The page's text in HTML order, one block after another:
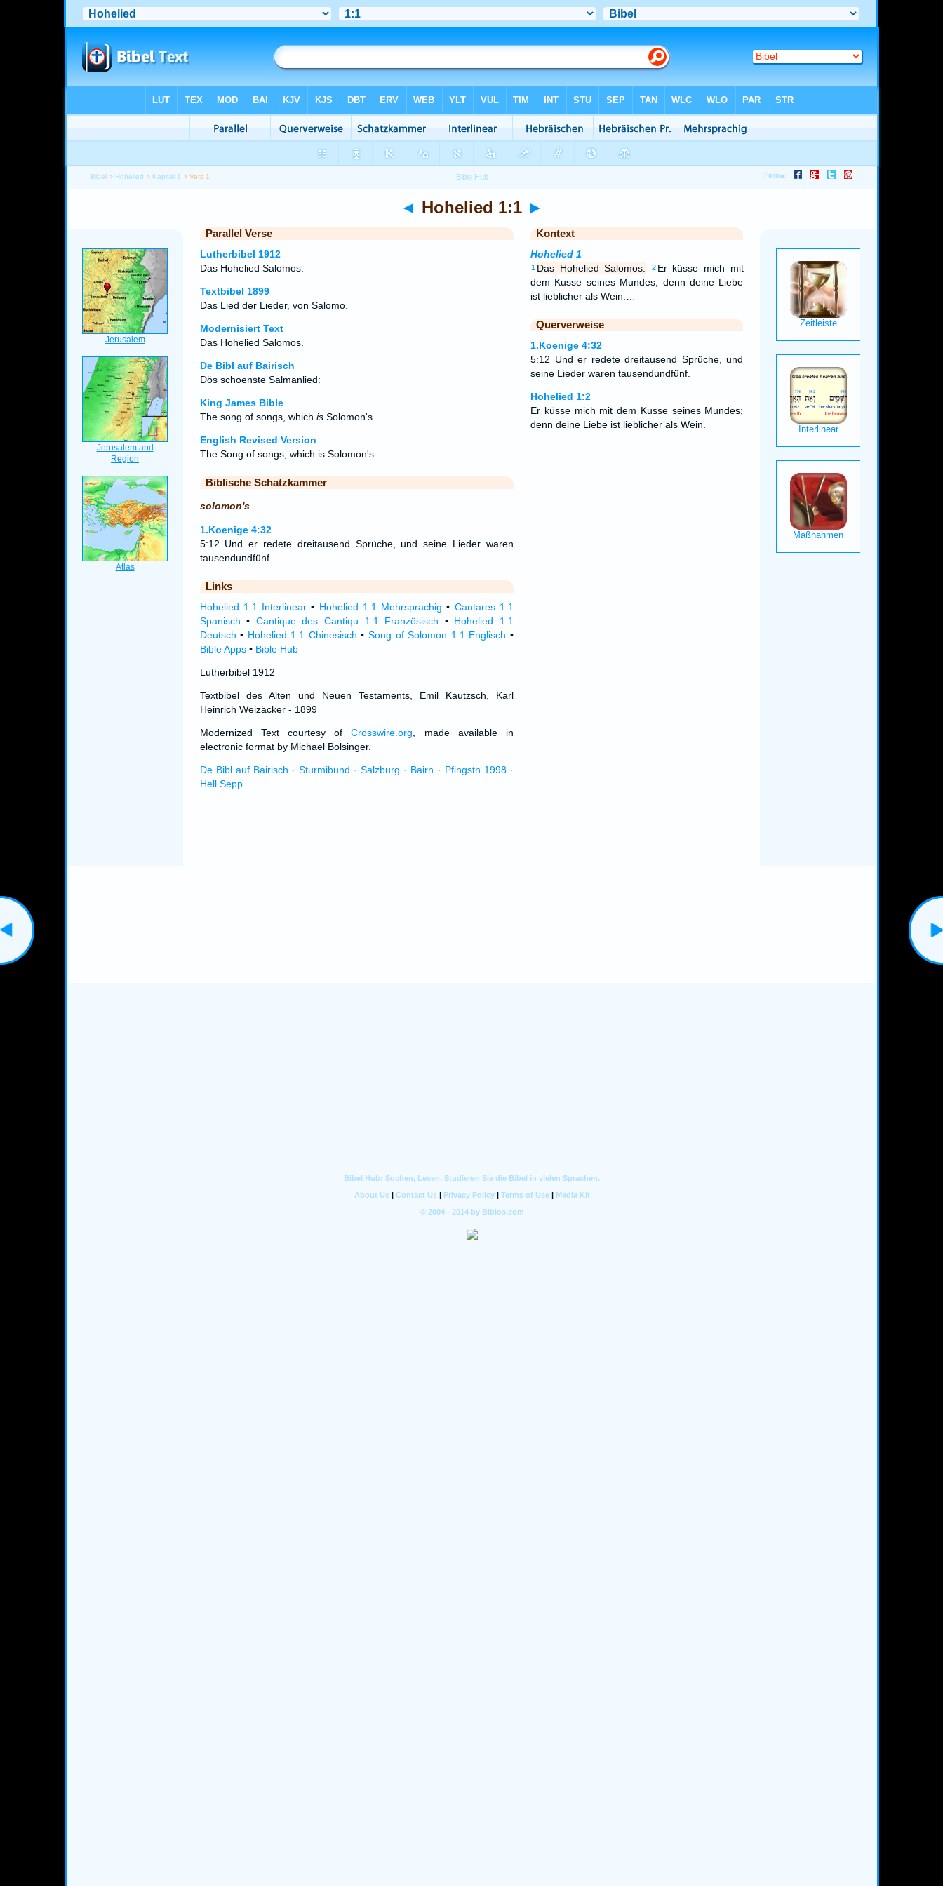
Bibel > Hohelied > Kapitel 1 > Vers 1
◄ Hohelied 1:1 ►
Parallel Verse
Lutherbibel 1912
Das Hohelied Salomos.
Textbibel 1899
Das Lied der Lieder, von Salomo.
Modernisiert Text
Das Hohelied Salomos.
De Bibl auf Bairisch
Dös schoenste Salmanlied:
King James Bible
The song of songs, which isSolomon's.
English Revised Version
The Song of songs, which is Solomon's.
Biblische Schatzkammer
solomon's
1.Koenige 4:32
5:12 Und er redete dreitausend Sprüche, und seine Lieder waren
tausendundfünf.
Links
Hohelied 1:1 Interlinear • Hohelied 1:1 Mehrsprachig • Cantares 1:1
Spanisch • Cantique des Cantiqu 1:1 Französisch • Hohelied 1:1
Deutsch • Hohelied 1:1 Chinesisch •Song of Solomon 1:1 Englisch •
Bible Apps• Bible Hub
Lutherbibel 1912
Textbibel des Alten und Neuen Testaments, Emil Kautzsch, Karl
Heinrich Weizäcker - 1899
Modernized Text courtesy ofCrosswire.org , made available in
electronic format by Michael Bolsinger.
De Bibl auf Bairisch · Sturmibund · Salzburg · Bairn · Pfingstn 1998 ·
Hell Sepp
Kontext
Hohelied 1
1 Das Hohelied Salomos. 2 Er küsse mich mit
dem Kusse seines Mundes; denn deine Liebe
ist lieblicher als Wein.…
Querverweise
1.Koenige 4:32
5:12 Und er redete dreitausend Sprüche, und
seine Lieder waren tausendundfünf.
Hohelied 1:2
Er küsse mich mit dem Kusse seines Mundes;
denn deine Liebe ist lieblicher als Wein.